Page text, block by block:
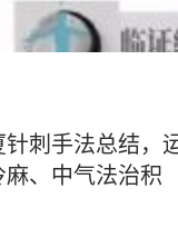
刺手法总结，
、中气法治积